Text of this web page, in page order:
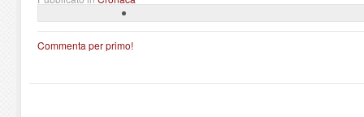
Commenta per primo!